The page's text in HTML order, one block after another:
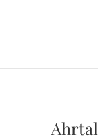
Ahrtal